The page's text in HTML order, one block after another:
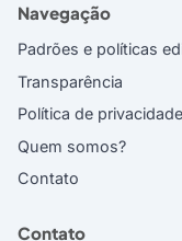
Navegação
Padrões e políticas
Transparência
Política de privacidade
Quem somos?
Contato
Contato